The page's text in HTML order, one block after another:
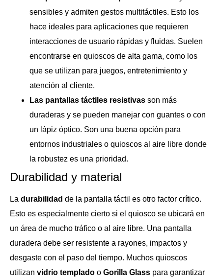
sensibles y admiten gestos multitáctiles. Esto los
hace ideales para aplicaciones que requieren
interacciones de usuario rápidas y fluidas. Suelen
encontrarse en quioscos de alta gama, como los
que se utilizan para juegos, entretenimiento y
atención al cliente.
Las pantallas táctiles resistivas son más
duraderas y se pueden manejar con guantes o con
un lápiz óptico. Son una buena opción para
entornos industriales o quioscos al aire libre donde
la robustez es una prioridad.
Durabilidad y material
La durabilidad de la pantalla táctil es otro factor crítico.
Esto es especialmente cierto si el quiosco se ubicará en
un área de mucho tráfico o al aire libre. Una pantalla
duradera debe ser resistente a rayones, impactos y
desgaste con el paso del tiempo. Muchos quioscos
utilizan vidrio templado o Gorilla Glass para garantizar